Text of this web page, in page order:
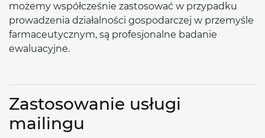
możemy współcześnie zastosować w przypadku
prowadzenia działalności gospodarczej w przemyśle
farmaceutycznym, są profesjonalne badanie
ewaluacyjne.
Zastosowanie usługi
mailingu